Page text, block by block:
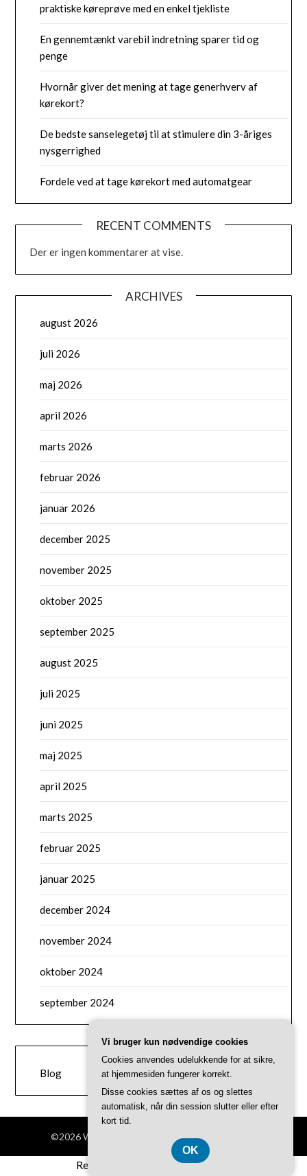
praktiske køreprøve med en enkel tjekliste
En gennemtænkt varebil indretning sparer tid og
penge
Hvornår giver det mening at tage generhverv af
kørekort?
De bedste sanselegetøj til at stimulere din 3-åriges
nysgerrighed
Fordele ved at tage kørekort med automatgear
RECENT COMMENTS
Der er ingen kommentarer at vise.
ARCHIVES
august 2026
juli 2026
maj 2026
april 2026
marts 2026
februar 2026
januar 2026
december 2025
november 2025
oktober 2025
september 2025
august 2025
juli 2025
juni 2025
maj 2025
april 2025
marts 2025
februar 2025
januar 2025
december 2024
november 2024
oktober 2024
september 2024
CATEGORIES
Blog
©2026 Webstige.dk | Theme bySuperbThemes
Registreringsnummer 3740 7739
Vi bruger kun nødvendige cookies
Cookies anvendes udelukkende for at sikre,
at hjemmesiden fungerer korrekt.
Disse cookies sættes af os og slettes
automatisk, når din session slutter eller efter
kort tid.
OK